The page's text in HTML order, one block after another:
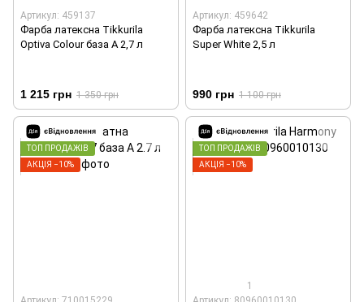
Артикул: 459137
Фарба латексна Tikkurila
Optiva Colour база А 2,7 л
1 215 грн 1 350 грн
Артикул: 459642
Фарба латексна Tikkurila
Super White 2,5 л
990 грн 1 100 грн
ТОП ПРОДАЖІВ
АКЦІЯ −10%
ТОП ПРОДАЖІВ
АКЦІЯ −10%
1